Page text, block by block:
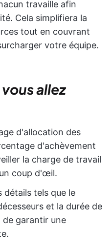
travaille afin
Cela simplifiera la
tout en couvrant
votre équipe.
allez
d'allocation des
d'achèvement
la charge de travail
coup d'œil.
détails tels que le
et la durée de
de garantir une